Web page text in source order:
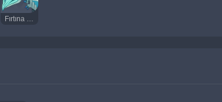
Fırtına Dehşeti